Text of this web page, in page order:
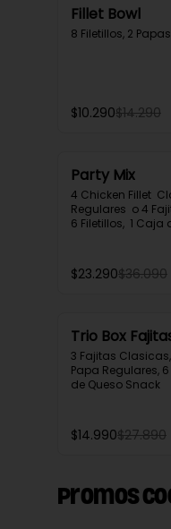
Fillet Bowl
8 Filetillos, 2
$10.290$14.290
Party Mix
4 Chicken Fillet
Regulares  o 4
6 Filetillos,  1 Caja
$23.290$36.090
Trio Box
3 Fajitas Clasicas,
Papa Regulares,
de Queso Snack
$14.990$27.890
Promos